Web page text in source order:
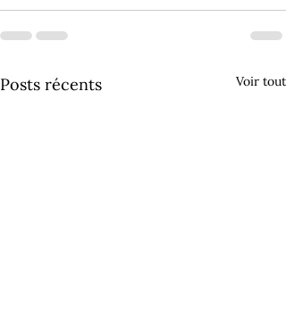
Posts récents Voir tout